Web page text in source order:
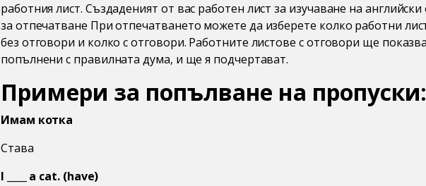
работния лист. Създаденият от вас работен лист за изучаване на
за отпечатване При отпечатването можете да изберете колко работни
без отговори и колко с отговори. Работните листове с отговори ще
попълнени с правилната дума, и ще я подчертават.
Примери за попълване на пропуски:
Имам котка
Става
I ____ a cat. (have)